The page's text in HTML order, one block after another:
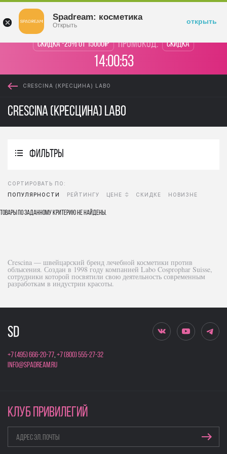
Скидка -25% от 15000₽ промокод: Скидка
14:00:53
CRESCINA (КРЕСЦИНА) LABO
Crescina (Кресцина) LABO
фильтры
СОРТИРОВАТЬ ПО:
ПОПУЛЯРНОСТИ
РЕЙТИНГУ ЦЕНЕ СКИДКЕ НОВИЗНЕ
Товары по заданному критерию не найдены.
Crescina ― швейцарский бренд лечебной косметики против
облысения. Создан в 1998 году компанией Labo Cosprophar Suisse,
сотрудники которой посвятили свою деятельность современным
разработкам в индустрии красоты.
+7 (495) 666-20-77,+7 (800) 555-27-32
info@spadream.ru
КЛУБ ПРИВИЛЕГИЙ
Spadream: косметика
Открыть открыть